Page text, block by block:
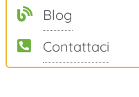
Blog
Contattaci